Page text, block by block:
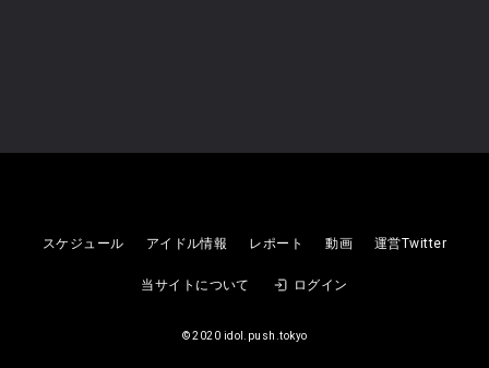
【入場無料】真夏の浴衣特典会
Malcolm Mask McLaren
スケジュール アイドル情報 レポート 動画 運営Twitter
当サイトについて ログイン
©︎ 2020 idol.push.tokyo